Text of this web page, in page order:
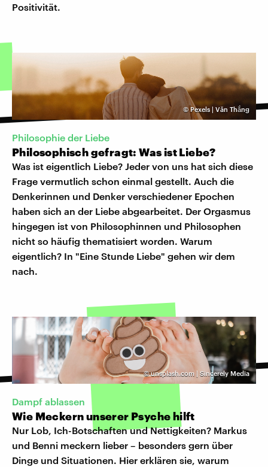
Positivität.
©Pexels | Văn Thắng
Philosophie der Liebe
Philosophisch gefragt: Was ist Liebe?
Was ist eigentlich Liebe? Jeder von uns hat sich diese
Frage vermutlich schon einmal gestellt. Auch die
Denkerinnen und Denker verschiedener Epochen
haben sich an der Liebe abgearbeitet. Der Orgasmus
hingegen ist von Philosophinnen und Philosophen
nicht so häufig thematisiert worden. Warum
eigentlich? In "Eine Stunde Liebe" gehen wir dem
nach.
©unsplash.com | Sincerely Media
Dampf ablassen
Wie Meckern unserer Psyche hilft
Nur Lob, Ich-Botschaften und Nettigkeiten? Markus
und Benni meckern lieber – besonders gern über
Dinge und Situationen. Hier erklären sie, warum